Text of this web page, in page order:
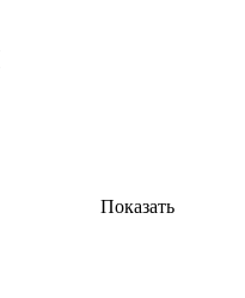
Показать